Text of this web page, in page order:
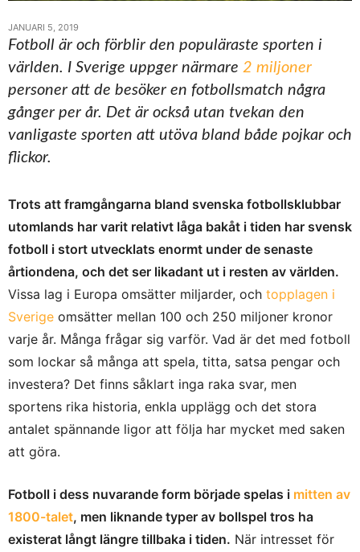
JANUARI 5, 2019
Fotboll är och förblir den populäraste sporten i
världen. I Sverige uppger närmare 2 miljoner
personer att de besöker en fotbollsmatch några
gånger per år. Det är också utan tvekan den
vanligaste sporten att utöva bland både pojkar och
flickor.
Trots att framgångarna bland svenska fotbollsklubbar
utomlands har varit relativt låga bakåt i tiden har svensk
fotboll i stort utvecklats enormt under de senaste
årtiondena, och det ser likadant ut i resten av världen.
Vissa lag i Europa omsätter miljarder, och topplagen i
Sverige omsätter mellan 100 och 250 miljoner kronor
varje år. Många frågar sig varför. Vad är det med fotboll
som lockar så många att spela, titta, satsa pengar och
investera? Det finns såklart inga raka svar, men
sportens rika historia, enkla upplägg och det stora
antalet spännande ligor att följa har mycket med saken
att göra.
Fotboll i dess nuvarande form började spelas i mitten av
1800-talet, men liknande typer av bollspel tros ha
existerat långt längre tillbaka i tiden. När intresset för